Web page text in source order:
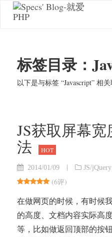
标签目录：
以下是与标签 “Javascript” 相
JS获取屏幕
法
HOT
2014/01/09 | JS/jQuery
(6评)
在做网页的时候，有时候
的高度、文档内容实际高
等，比如做返回顶部的按